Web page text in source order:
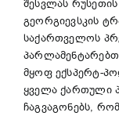
შესვლას
გეორგიევსკის
საქართველოს
მყოფ ექსპერტ-
ყველა ქართული
ჩაგვაგონებს,